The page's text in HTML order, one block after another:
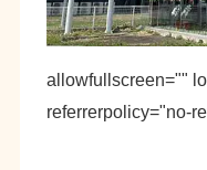
allowfullscreen=""
referrerpolicy="no-